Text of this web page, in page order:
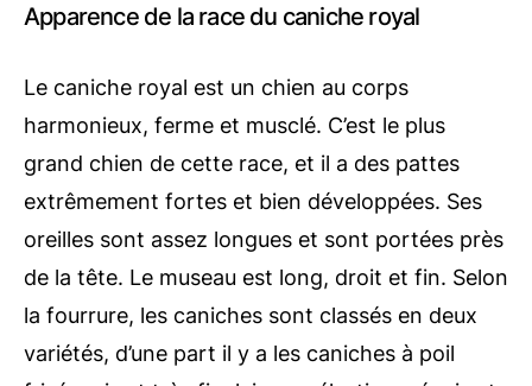
Apparence de la race du caniche royal
Le caniche royal est un chien au corps
harmonieux, ferme et musclé. C’est le plus
grand chien de cette race, et il a des pattes
extrêmement fortes et bien développées. Ses
oreilles sont assez longues et sont portées près
de la tête. Le museau est long, droit et fin. Selon
la fourrure, les caniches sont classés en deux
variétés, d’une part il y a les caniches à poil